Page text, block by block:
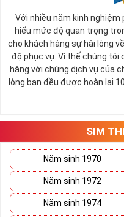
Ý
Theo quan niệm phong thủy
Số 2 tượng trưng cho sự cân
trời. Sự cân bằng này giúp
nhiều may mắn trong cuộc
Số 2 còn biểu trưng cho lòng
mọi vấn đề. Số 2 giúp cho họ
những hướng giải quyết đúng
tứ 2 cùng xuất hiện trong
sim tứ quýtăng lên gấp bội.
thần người sở hữu là không
mọi điều tốt đẹp và may mắn
Lợi ích sim Tứ
Với nhiều năm kinh
hiểu mức độ quan trọng
cho khách hàng sự hài lòng
độ phục vụ. Vì thế chúng tôi
hàng với chúng dịch vụ của
lòng bạn đều được hoàn lại
SIM
Năm sinh 1970
Năm sinh 1972
Năm sinh 1974